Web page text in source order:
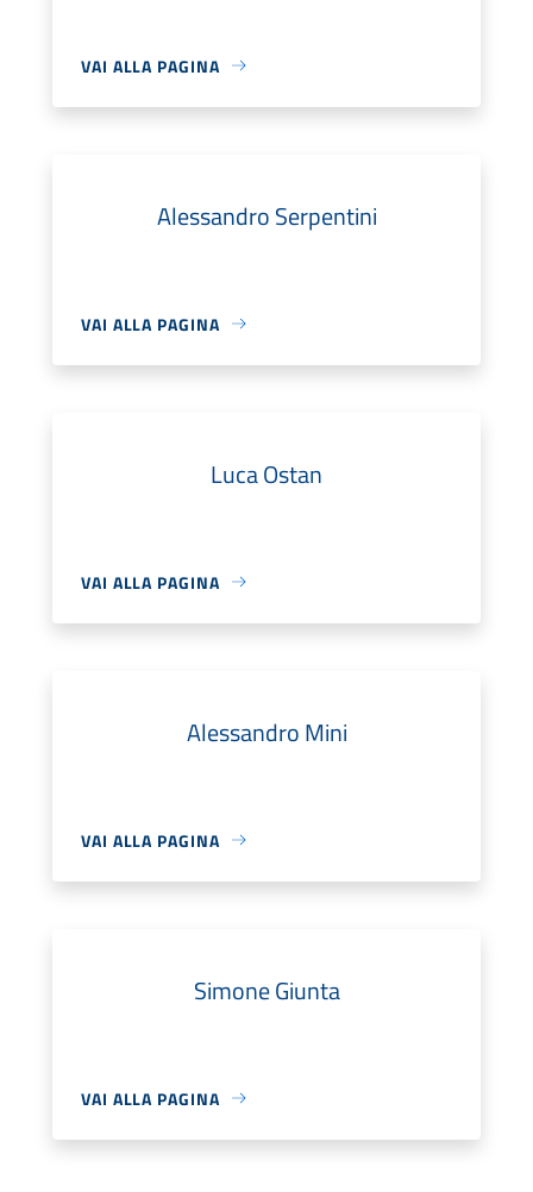
VAI ALLA PAGINA
Alessandro Serpentini
VAI ALLA PAGINA
Luca Ostan
VAI ALLA PAGINA
Alessandro Mini
VAI ALLA PAGINA
Simone Giunta
VAI ALLA PAGINA